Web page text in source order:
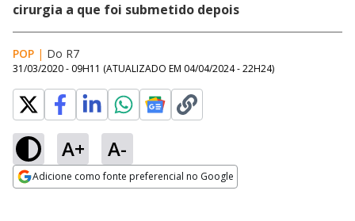
cirurgia a que foi submetido depois
POP | Do R7
31/03/2020 - 09H11 (ATUALIZADO EM 04/04/2024 - 22H24)
A+ A-
Adicione como fonte preferencial no Google